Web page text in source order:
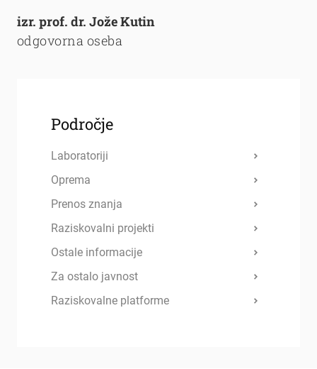
izr. prof. dr. Jože Kutin
odgovorna oseba
Področje
Laboratoriji
Oprema
Prenos znanja
Raziskovalni projekti
Ostale informacije
Za ostalo javnost
Raziskovalne platforme